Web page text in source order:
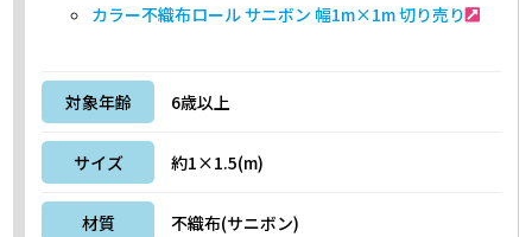
カラー不織布ロール サニボン 幅1m×1m 切り売り
対象年齢 6歳以上
サイズ 約1×1.5(m)
材質 不織布(サニボン)